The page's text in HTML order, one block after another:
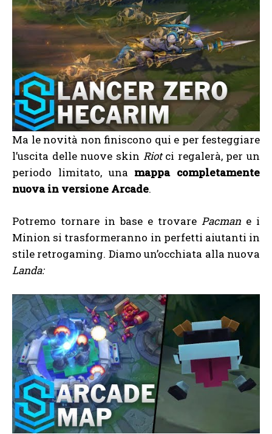
Ma le novità non finiscono qui e per festeggiare
l’uscita delle nuove skin Riotci regalerà, per un
periodo limitato, una mappa completamente
nuova in versione Arcade.
Potremo tornare in base e trovare Pacman e i
Minion si trasformeranno in perfetti aiutanti in
stile retrogaming. Diamo un’occhiata alla nuova
Landa: